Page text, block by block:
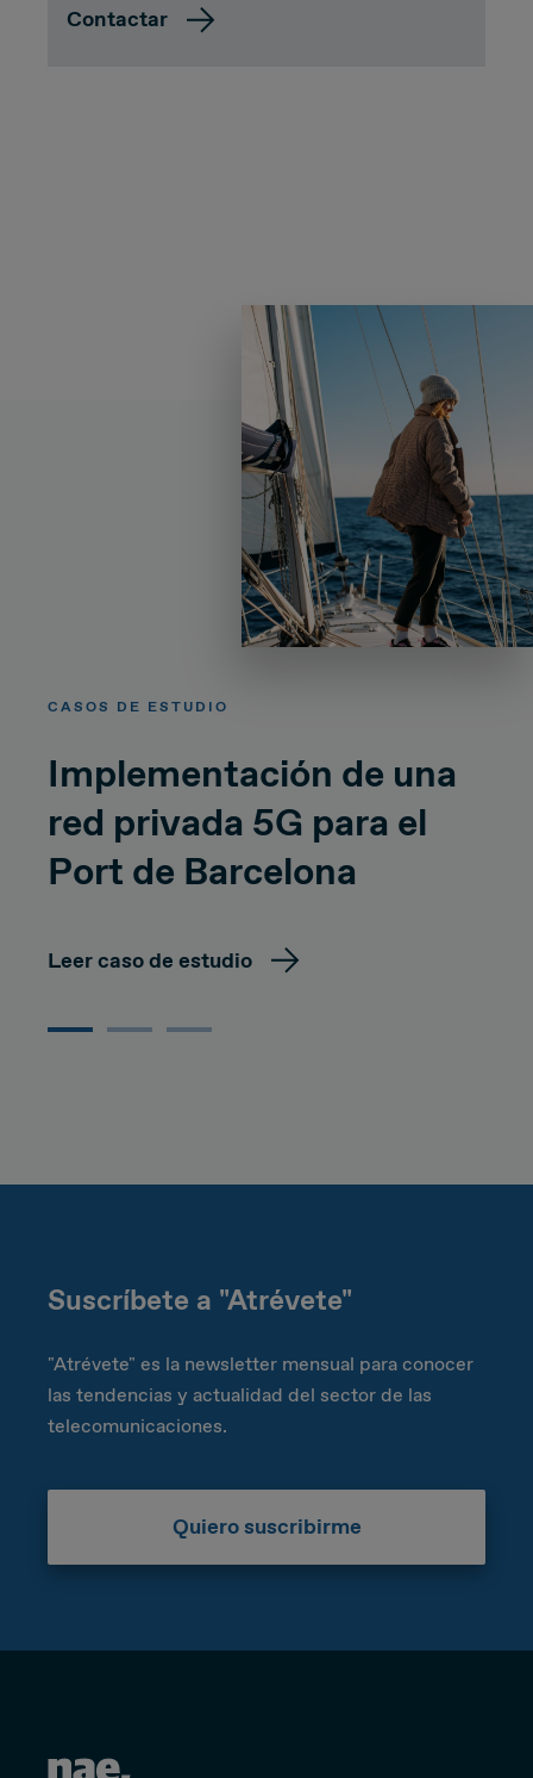
Contactar
CASOS DE ESTUDIO
Implementación de una
red privada 5G para el
Port de Barcelona
Leer caso de estudio
Suscríbete a "Atrévete"
"Atrévete" es la newsletter mensual para conocer
las tendencias y actualidad del sector de las
telecomunicaciones.
Quiero suscribirme